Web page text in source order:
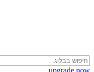
upgrade now